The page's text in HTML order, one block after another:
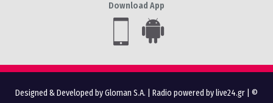
Download App
Designed & Developed by Gloman S.A. Radio powered by live24.gr | ©